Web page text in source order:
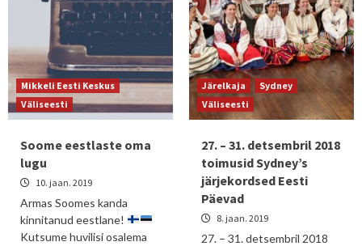
Mikkeli Eesti Keskus
Väliseesti
Soome eestlaste oma
lugu
10. jaan. 2019
Armas Soomes kanda
kinnitanud eestlane!
Kutsume huvilisi osalema
Järelkaja
Sydney
Väliseesti
27. – 31. detsembril 2018
toimusid Sydney’s
järjekordsed Eesti
Päevad
8. jaan. 2019
27. – 31. detsembril 2018